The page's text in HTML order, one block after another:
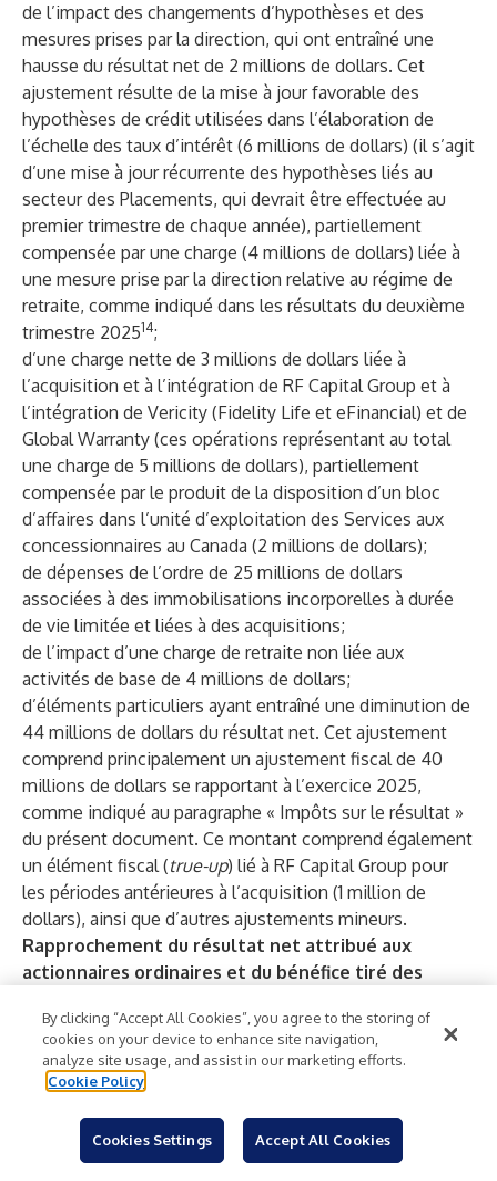
de l’impact des changements d’hypothèses et des
mesures prises par la direction, qui ont entraîné une
hausse du résultat net de 2 millions de dollars. Cet
ajustement résulte de la mise à jour favorable des
hypothèses de crédit utilisées dans l’élaboration de
l’échelle des taux d’intérêt (6 millions de dollars) (il s’agit
d’une mise à jour récurrente des hypothèses liés au
secteur des Placements, qui devrait être effectuée au
premier trimestre de chaque année), partiellement
compensée par une charge (4 millions de dollars) liée à
une mesure prise par la direction relative au régime de
retraite, comme indiqué dans les résultats du deuxième
trimestre 202514;
d’une charge nette de 3 millions de dollars liée à
l’acquisition et à l’intégration de RF Capital Group et à
l’intégration de Vericity (Fidelity Life et eFinancial) et de
Global Warranty (ces opérations représentant au total
une charge de 5 millions de dollars), partiellement
compensée par le produit de la disposition d’un bloc
d’affaires dans l’unité d’exploitation des Services aux
concessionnaires au Canada (2 millions de dollars);
de dépenses de l’ordre de 25 millions de dollars
associées à des immobilisations incorporelles à durée
de vie limitée et liées à des acquisitions;
de l’impact d’une charge de retraite non liée aux
activités de base de 4 millions de dollars;
d’éléments particuliers ayant entraîné une diminution de
44 millions de dollars du résultat net. Cet ajustement
comprend principalement un ajustement fiscal de 40
millions de dollars se rapportant à l’exercice 2025,
comme indiqué au paragraphe « Impôts sur le résultat »
du présent document. Ce montant comprend également
un élément fiscal (true-up) lié à RF Capital Group pour
les périodes antérieures à l’acquisition (1 million de
dollars), ainsi que d’autres ajustements mineurs.
Rapprochement du résultat net attribué aux
actionnaires ordinaires et du bénéfice tiré des
(en millions de dollars, sauf indication contraire)
Premie
By clicking “Accept All Cookies”, you agree to the storing of
cookies on your device to enhance site navigation,
analyze site usage, and assist in our marketing efforts.
Cookie Policy
Cookies Settings Accept All Cookies